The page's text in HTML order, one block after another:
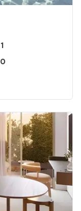
1
0